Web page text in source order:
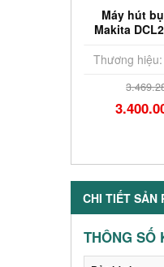
Máy hút
Makita
Thương hiệu:
CHI TIẾT SẢN
THÔNG SỐ